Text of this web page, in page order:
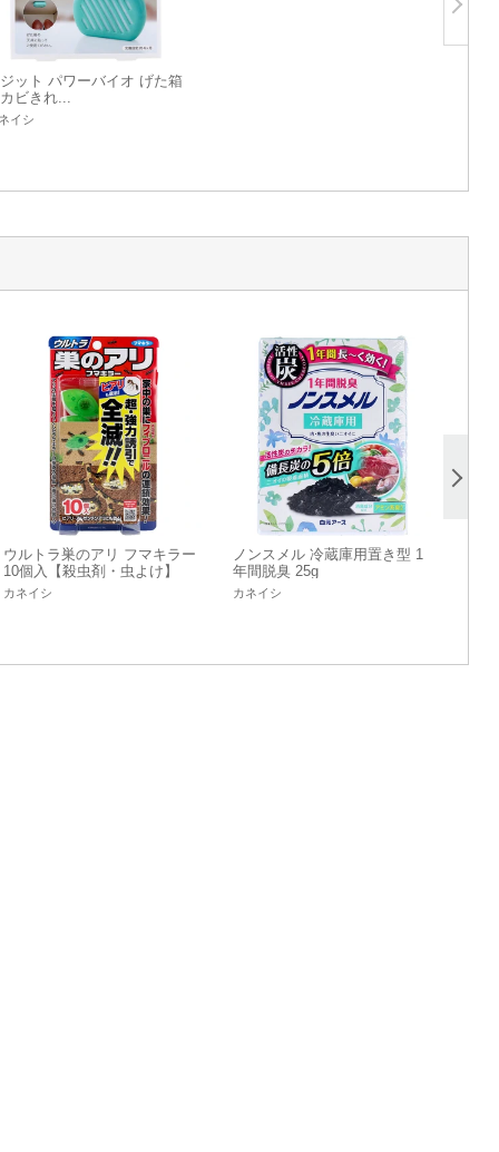
ット パワーバイオ げた箱
ビきれ...
イシ
ウルトラ巣のアリ フマキラー
10個入【殺虫剤・虫よけ】
カネイシ
ノンスメル 冷蔵庫用置き型 1
年間脱臭 25g
カネイシ